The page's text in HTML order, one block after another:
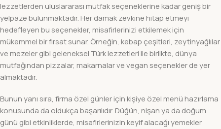
lezzetlerden uluslararası mutfak seçeneklerine kadar geniş bir
yelpaze bulunmaktadır. Her damak zevkine hitap etmeyi
hedefleyen bu seçenekler, misafirlerinizi etkilemek için
mükemmel bir fırsat sunar. Örneğin, kebap çeşitleri, zeytinyağlılar
ve mezeler gibi geleneksel Türk lezzetleri ile birlikte, dünya
mutfağından pizzalar, makarnalar ve vegan seçenekler de yer
almaktadır.
Bunun yanı sıra, firma özel günler için kişiye özel menü hazırlama
konusunda da oldukça başarılıdır. Düğün, nişan ya da doğum
günü gibi etkinliklerde, misafirlerinizin keyif alacağı yemekler